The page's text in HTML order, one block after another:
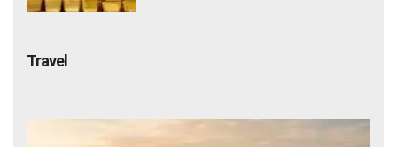
Travel